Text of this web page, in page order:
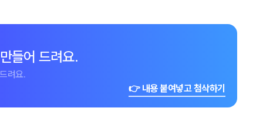
들어 드려요.
려요.
👉 내용 붙여넣고 첨삭하기